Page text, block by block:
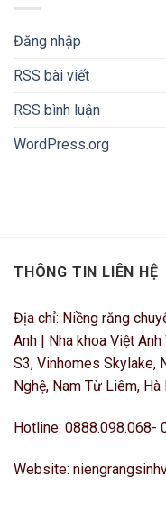
Đăng nhập
RSS bài viết
RSS bình luận
WordPress.org
THÔNG TIN LIÊN HỆ
Địa chỉ: Niềng răng
Anh | Nha khoa Việt
S3, Vinhomes Skylake,
Nghệ, Nam Từ Liêm, Hà
Hotline: 0888.098.068-
Website: